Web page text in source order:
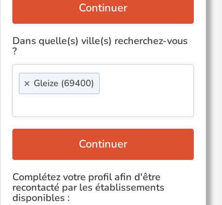
Continuer
Dans quelle(s) ville(s) recherchez-vous
?
× Gleize (69400)
Continuer
Complétez votre profil afin d'être
recontacté par les établissements
disponibles :